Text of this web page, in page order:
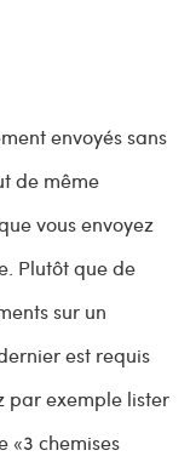
envoyés sans
de même
vous envoyez
Plutôt que de
sur un
est requis
par exemple lister
«3 chemises